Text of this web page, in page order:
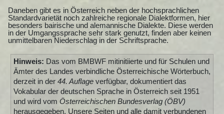
Daneben gibt es in Österreich neben der hochsprachlichen
Standardvarietät noch zahlreiche regionale Dialektformen, hier
besonders bairische und alemannische Dialekte. Diese werden
in der Umgangssprache sehr stark genutzt, finden aber keinen
unmittelbaren Niederschlag in der Schriftsprache.
Hinweis: Das vom BMBWF mitinitiierte und für Schulen und
Ämter des Landes verbindliche Österreichische Wörterbuch,
derzeit in der 44. Auflageverfügbar, dokumentiert das
Vokabular der deutschen Sprache in Österreich seit 1951
und wird vom Österreichischen Bundesverlag (ÖBV)
herausgegeben. Unsere Seiten und alle damit verbundenen